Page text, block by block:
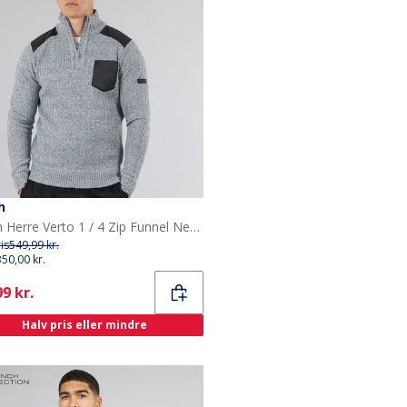
Bench Herre Verto 1 / 4 Zip Funnel Neck Jumper Lys Grå Melering
549,99 kr.
kr.
kr.
Halv pris eller mindre